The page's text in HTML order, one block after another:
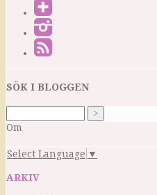
SÖK I BLOGGEN
Om
Select Language ▼
ARKIV